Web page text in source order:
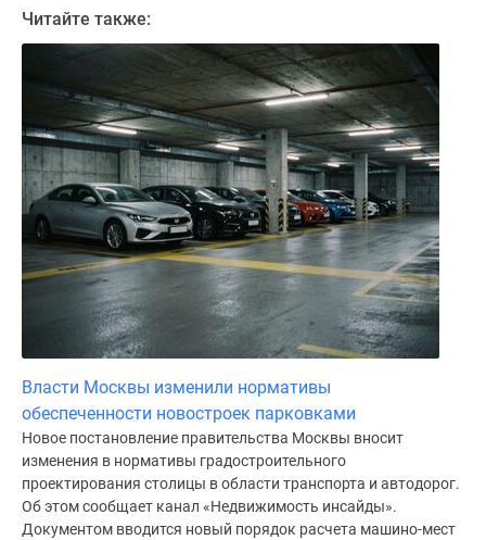
Строящиеся
коттеджные
поселки
Коттеджные
поселки
лесу
Коттеджные
поселки
Коттеджные
ипотеку
Бизнес-
центры
Коттеджи
Скидки
Читайте также:
Власти Москвы изменили нормативы
обеспеченности новостроек парковками
Новое постановление правительства Москвы вносит
изменения в нормативы градостроительного
проектирования столицы в области транспорта и автодорог.
Об этом сообщает канал «Недвижимость инсайды».
Документом вводится новый порядок расчета машино-мест